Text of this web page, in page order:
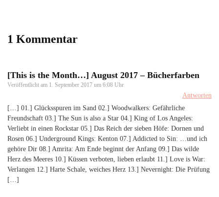
1 Kommentar
[This is the Month…] August 2017 – Bücherfarben
Veröffentlicht am 1. September 2017 um 6:08 Uhr
Antworten
[…] 01.] Glücksspuren im Sand 02.] Woodwalkers: Gefährliche
Freundschaft 03.] The Sun is also a Star 04.] King of Los Angeles:
Verliebt in einen Rockstar 05.] Das Reich der sieben Höfe: Dornen und
Rosen 06.] Underground Kings: Kenton 07.] Addicted to Sin: …und ich
gehöre Dir 08.] Amrita: Am Ende beginnt der Anfang 09.] Das wilde
Herz des Meeres 10.] Küssen verboten, lieben erlaubt 11.] Love is War:
Verlangen 12.] Harte Schale, weiches Herz 13.] Nevernight: Die Prüfung
[…]